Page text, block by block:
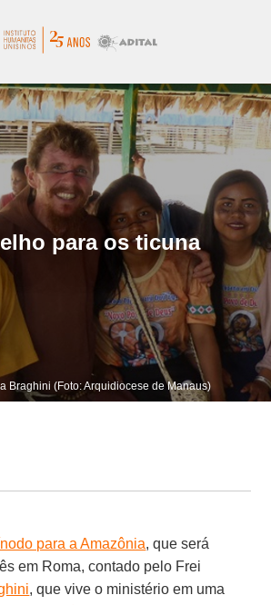
para os ticuna
Braghini (Foto: Arquidiocese de Manaus)
para a Amazônia, que será
em Roma, contado pelo Frei
, que vive o ministério em uma